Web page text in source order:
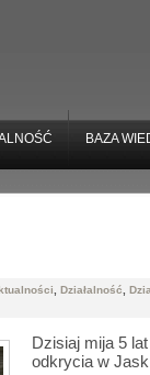
BAZA
, Działalność,
Dzisiaj mija 5
odkrycia w